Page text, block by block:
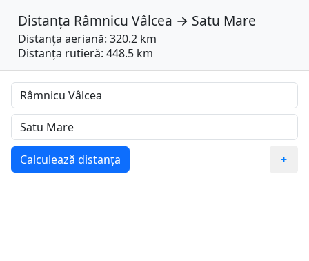
Distanța Râmnicu Vâlcea → Satu Mare
Distanța aeriană: 320.2 km
Distanța rutieră: 448.5 km
Calculează distanța +